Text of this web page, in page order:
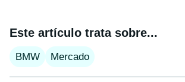
Este artículo trata sobre...
BMW Mercado